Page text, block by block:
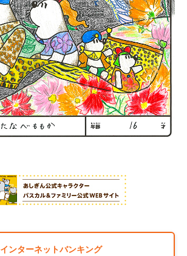
インターネットバンキング